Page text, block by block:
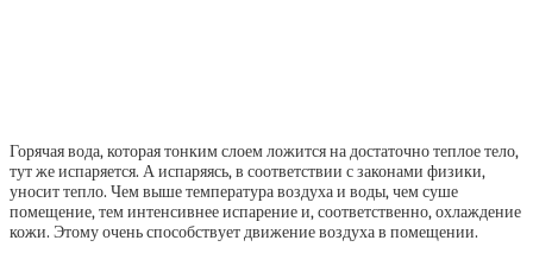
Горячая вода, которая тонким слоем ложится на достаточно теплое тело,
тут же испаряется. А испаряясь, в соответствии с законами физики,
уносит тепло. Чем выше температура воздуха и воды, чем суше
помещение, тем интенсивнее испарение и, соответственно, охлаждение
кожи. Этому очень способствует движение воздуха в помещении.